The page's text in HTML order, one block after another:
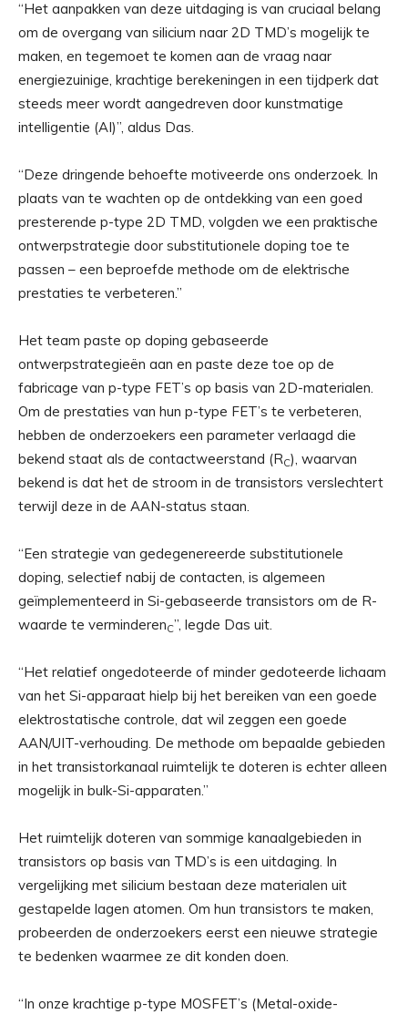
“Het aanpakken van deze uitdaging is van cruciaal belang
om de overgang van silicium naar 2D TMD’s mogelijk te
maken, en tegemoet te komen aan de vraag naar
energiezuinige, krachtige berekeningen in een tijdperk dat
steeds meer wordt aangedreven door kunstmatige
intelligentie (AI)”, aldus Das.
“Deze dringende behoefte motiveerde ons onderzoek. In
plaats van te wachten op de ontdekking van een goed
presterende p-type 2D TMD, volgden we een praktische
ontwerpstrategie door substitutionele doping toe te
passen – een beproefde methode om de elektrische
prestaties te verbeteren.”
Het team paste op doping gebaseerde
ontwerpstrategieën aan en paste deze toe op de
fabricage van p-type FET’s op basis van 2D-materialen.
Om de prestaties van hun p-type FET’s te verbeteren,
hebben de onderzoekers een parameter verlaagd die
bekend staat als de contactweerstand (RC), waarvan
bekend is dat het de stroom in de transistors verslechtert
terwijl deze in de AAN-status staan.
“Een strategie van gedegenereerde substitutionele
doping, selectief nabij de contacten, is algemeen
geïmplementeerd in Si-gebaseerde transistors om de R-
waarde te verminderenC”, legde Das uit.
“Het relatief ongedoteerde of minder gedoteerde lichaam
van het Si-apparaat hielp bij het bereiken van een goede
elektrostatische controle, dat wil zeggen een goede
AAN/UIT-verhouding. De methode om bepaalde gebieden
in het transistorkanaal ruimtelijk te doteren is echter alleen
mogelijk in bulk-Si-apparaten.”
Het ruimtelijk doteren van sommige kanaalgebieden in
transistors op basis van TMD’s is een uitdaging. In
vergelijking met silicium bestaan ​​deze materialen uit
gestapelde lagen atomen. Om hun transistors te maken,
probeerden de onderzoekers eerst een nieuwe strategie
te bedenken waarmee ze dit konden doen.
“In onze krachtige p-type MOSFET’s (Metal-oxide-